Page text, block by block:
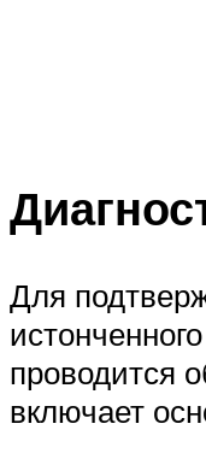
Для
проводится
включает